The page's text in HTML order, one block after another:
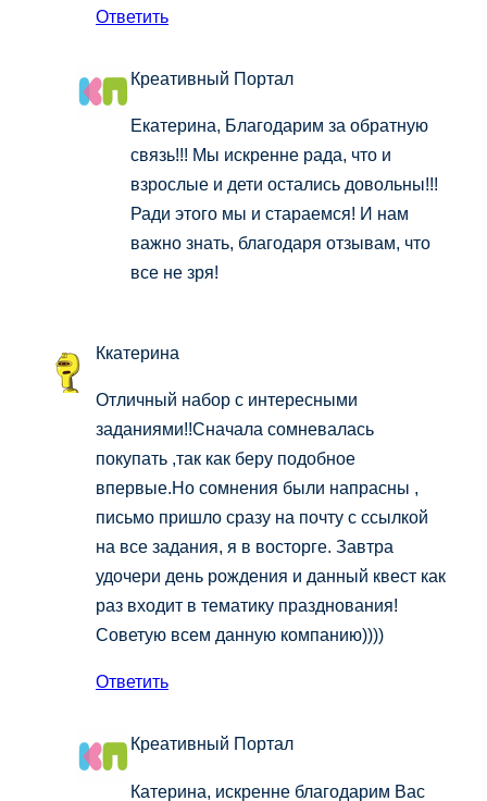
Ответить
Креативный Портал
Екатерина, Благодарим за обратную
связь!!! Мы искренне рада, что и
взрослые и дети остались довольны!!!
Ради этого мы и стараемся! И нам
важно знать, благодаря отзывам, что
все не зря!
Ккатерина
Отличный набор с интересными
заданиями!!Сначала сомневалась
покупать ,так как беру подобное
впервые.Но сомнения были напрасны ,
письмо пришло сразу на почту с ссылкой
на все задания, я в восторге. Завтра
удочери день рождения и данный квест как
раз входит в тематику празднования!
Советую всем данную компанию))))
Ответить
Креативный Портал
Катерина, искренне благодарим Вас